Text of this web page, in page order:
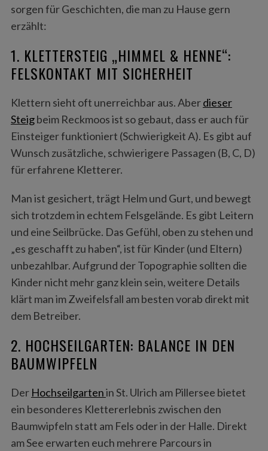
sorgen für Geschichten, die man zu Hause gern
erzählt:
1. KLETTERSTEIG „HIMMEL & HENNE“:
FELSKONTAKT MIT SICHERHEIT
Klettern sieht oft unerreichbar aus. Aberdieser
Steigbeim Reckmoos ist so gebaut, dass er auch für
Einsteiger funktioniert (Schwierigkeit A). Es gibt auf
Wunsch zusätzliche, schwierigere Passagen (B, C, D)
für erfahrene Kletterer.
Man ist gesichert, trägt Helm und Gurt, und bewegt
sich trotzdem in echtem Felsgelände. Es gibt Leitern
und eine Seilbrücke. Das Gefühl, oben zu stehen und
„es geschafft zu haben“, ist für Kinder (und Eltern)
unbezahlbar. Aufgrund der Topographie sollten die
Kinder nicht mehr ganz klein sein, weitere Details
klärt man im Zweifelsfall am besten vorab direkt mit
dem Betreiber.
2. HOCHSEILGARTEN: BALANCE IN DEN
BAUMWIPFELN
Der Hochseilgartenin St. Ulrich am Pillersee bietet
ein besonderes Klettererlebnis zwischen den
Baumwipfeln statt am Fels oder in der Halle. Direkt
am See erwarten euch mehrere Parcours in